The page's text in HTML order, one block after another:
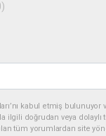
kabul etmiş
ilgili doğrudan veya
tüm yorumlardan site